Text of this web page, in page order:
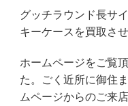
グッチラウンド長サ
キーケースを買取さ
ホームページをご覧
た。ごく近所に御住
ムページからのご来